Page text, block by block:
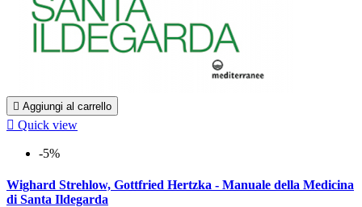
 Aggiungi al carrello
 Quick view
-5%
Wighard Strehlow, Gottfried Hertzka - Manuale della Medicina
di Santa Ildegarda